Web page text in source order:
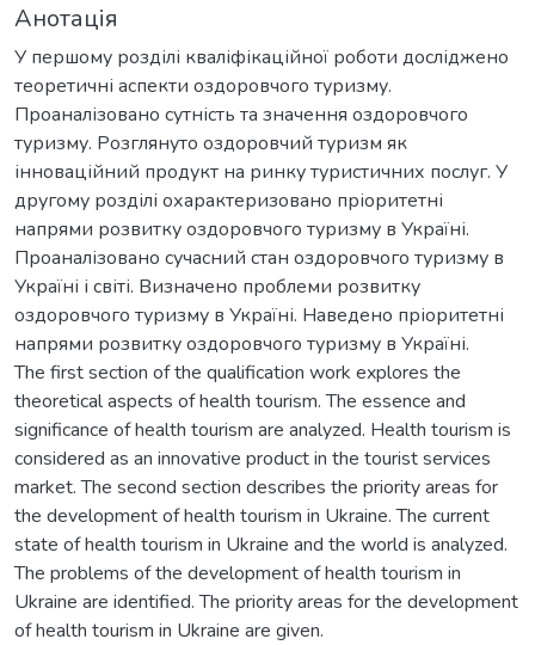
Анотація
У першому розділі кваліфікаційної роботи досліджено
теоретичні аспекти оздоровчого туризму.
Проаналізовано сутність та значення оздоровчого
туризму. Розглянуто оздоровчий туризм як
інноваційний продукт на ринку туристичних послуг. У
другому розділі охарактеризовано пріоритетні
напрями розвитку оздоровчого туризму в Україні.
Проаналізовано сучасний стан оздоровчого туризму в
Україні і світі. Визначено проблеми розвитку
оздоровчого туризму в Україні. Наведено пріоритетні
напрями розвитку оздоровчого туризму в Україні.
The first section of the qualification work explores the
theoretical aspects of health tourism. The essence and
significance of health tourism are analyzed. Health tourism is
considered as an innovative product in the tourist services
market. The second section describes the priority areas for
the development of health tourism in Ukraine. The current
state of health tourism in Ukraine and the world is analyzed.
The problems of the development of health tourism in
Ukraine are identified. The priority areas for the development
of health tourism in Ukraine are given.